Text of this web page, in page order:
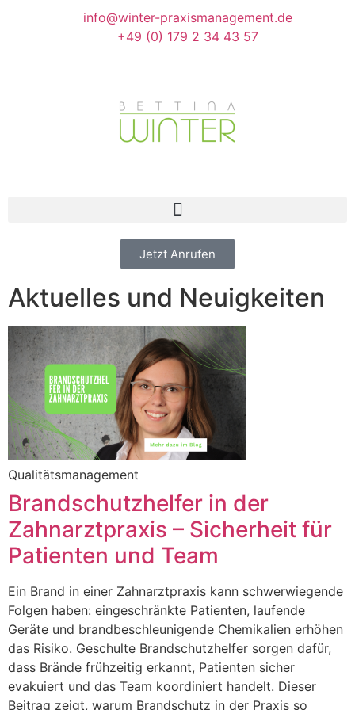
info@winter-praxismanagement.de
+49 (0) 179 2 34 43 57
Jetzt Anrufen
Aktuelles und Neuigkeiten
Qualitätsmanagement
Brandschutzhelfer in der
Zahnarztpraxis – Sicherheit für
Patienten und Team
Ein Brand in einer Zahnarztpraxis kann schwerwiegende
Folgen haben: eingeschränkte Patienten, laufende
Geräte und brandbeschleunigende Chemikalien erhöhen
das Risiko. Geschulte Brandschutzhelfer sorgen dafür,
dass Brände frühzeitig erkannt, Patienten sicher
evakuiert und das Team koordiniert handelt. Dieser
Beitrag zeigt, warum Brandschutz in der Praxis so